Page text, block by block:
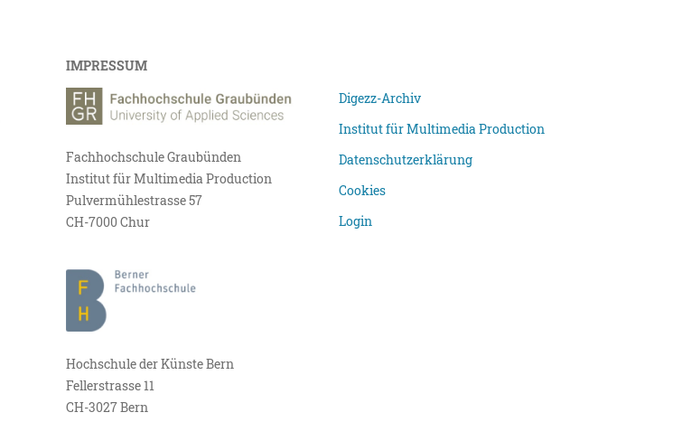
IMPRESSUM
Fachhochschule Graubünden
Institut für Multimedia Production
Pulvermühlestrasse 57
CH-7000 Chur
Hochschule der Künste Bern
Fellerstrasse 11
CH-3027 Bern
Digezz-Archiv
Institut für Multimedia Production
Datenschutzerklärung
Cookies
Login